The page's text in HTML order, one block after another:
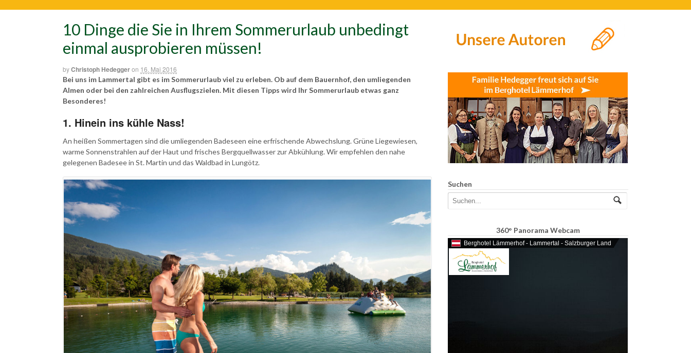
10 Dinge die Sie in Ihrem Sommerurlaub unbedingt
einmal ausprobieren müssen!
byChristoph Hedeggeron 16. Mai 2016
Bei uns im Lammertal gibt es im Sommerurlaub viel zu erleben. Ob auf dem Bauernhof, den umliegenden
Almen oder bei den zahlreichen Ausflugszielen. Mit diesen Tipps wird Ihr Sommerurlaub etwas ganz
Besonderes!
1. Hinein ins kühle Nass!
An heißen Sommertagen sind die umliegenden Badeseen eine erfrischende Abwechslung. Grüne Liegewiesen,
warme Sonnenstrahlen auf der Haut und frisches Bergquellwasser zur Abkühlung. Wir empfehlen den nahe
gelegenen Badesee in St. Martin und das Waldbad in Lungötz.
Suchen
360° Panorama Webcam
Berghotel Lämmerhof - Lammertal - Salzburger Land